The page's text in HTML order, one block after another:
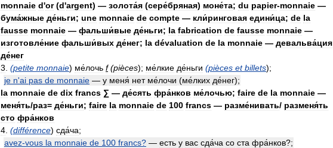
monnaie d'or(d'argent) — золота́я (сере́бряная) моне́та; du papier-monnaie —
бума́жные де́ньги; une monnaie de compte — кли́ринговая едини́ца; de la
fausse monnaie — фальши́вые де́ньги; la fabrication de fausse monnaie —
изготовле́ние фальши́вых де́нег; la dévaluation de la monnaie — девальва́ция
де́нег
3 (petite monnaie) ме́лочь f(pièces); ме́лкие де́ньги (pièces et billets);
je n'ai pas de monnaie — у меня́ нет ме́лочи (ме́лких де́нег);
la monnaie de dix francs ∑ — де́сять фра́нков ме́лочью; faire de la monnaie —
меня́ть/раз= де́ньги; faire la monnaie de 100 francs — разме́нивать/ разменя́ть
сто фра́нков
4 (différence) сда́ча;
avez-vous la monnaie de 100 francs? — есть у вас сда́ча со ста фра́нков?;